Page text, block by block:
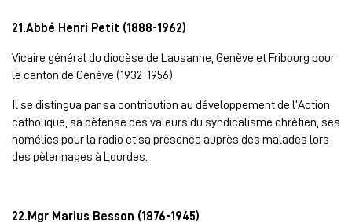
21.Abbé Henri Petit (1888-1962)
Vicaire général du diocèse de Lausanne, Genève et Fribourg pour
le canton de Genève (1932-1956)
Il se distingua par sa contribution au développement de l’Action
catholique, sa défense des valeurs du syndicalisme chrétien, ses
homélies pour la radio et sa présence auprès des malades lors
des pèlerinages à Lourdes.
22.Mgr Marius Besson (1876-1945)